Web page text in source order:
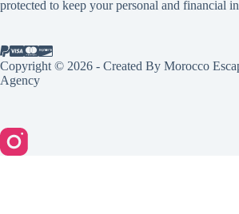
protected to keep your personal and financial
Copyright © 2026 - Created By Morocco
Agency